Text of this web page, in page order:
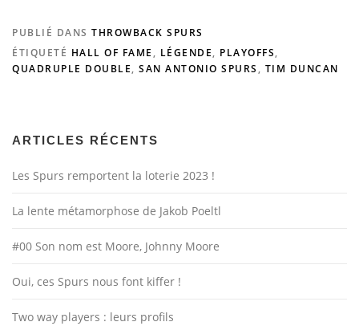
PUBLIÉ DANS THROWBACK SPURS
ÉTIQUETÉ HALL OF FAME , LÉGENDE, PLAYOFFS,
QUADRUPLE DOUBLE, SAN ANTONIO SPURS , TIM DUNCAN
ARTICLES RÉCENTS
Les Spurs remportent la loterie 2023 !
La lente métamorphose de Jakob Poeltl
#00 Son nom est Moore, Johnny Moore
Oui, ces Spurs nous font kiffer !
Two way players : leurs profils